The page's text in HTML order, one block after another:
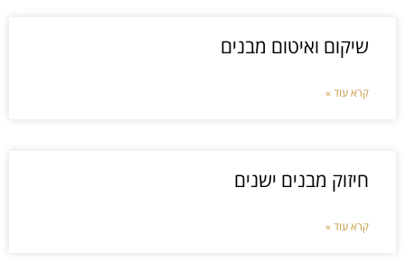
שיקום ואיטום מבנים
קרא עוד »
חיזוק מבנים ישנים
קרא עוד »